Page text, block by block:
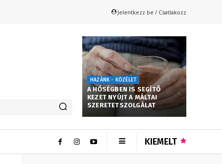
Jelentkezz be / Csatlakozz
HAZÁNK - KÖZÉLET
A HŐSÉGBEN IS SEGÍTŐ
KEZET NYÚJT A MÁLTAI
SZERETETSZOLGÁLAT
KIEMELT